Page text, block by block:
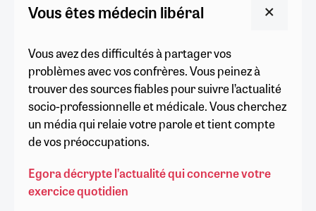
Vous êtes médecin libéral
Vous avez des difficultés à partager vos
problèmes avec vos confrères. Vous peinez à
trouver des sources fiables pour suivre l’actualité
socio-professionnelle et médicale. Vous cherchez
un média qui relaie votre parole et tient compte
de vos préoccupations.
Egora décrypte l’actualité qui concerne votre
exercice quotidien